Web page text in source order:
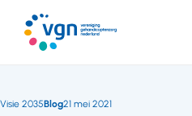
naar
hoofdinhoud
Visie 2035Blog21 mei 2021